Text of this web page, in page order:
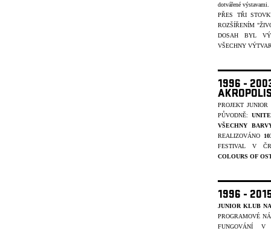
dotvářené
PŘES TŘI
ROZŠÍŘENÍM
DOSAH BYL
VŠECHNY
1996 -
PROJEKT
PŮVODNĚ:
VŠECHNY
REALIZOVÁNO
FESTIVAL V
COLOURS OF
1996 -
JUNIOR KLUB
PROGRAMOVÉ
FUNGOVÁNÍ